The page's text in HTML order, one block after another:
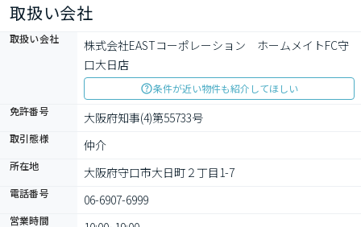
取扱い会社
取扱い会社
株式会社EASTコーポレーション　ホームメイトFC守
口大日店
条件が近い物件も紹介してほしい
免許番号
大阪府知事(4)第55733号
取引態様 仲介
所在地 大阪府守口市大日町２丁目1-7
電話番号 06-6907-6999
営業時間